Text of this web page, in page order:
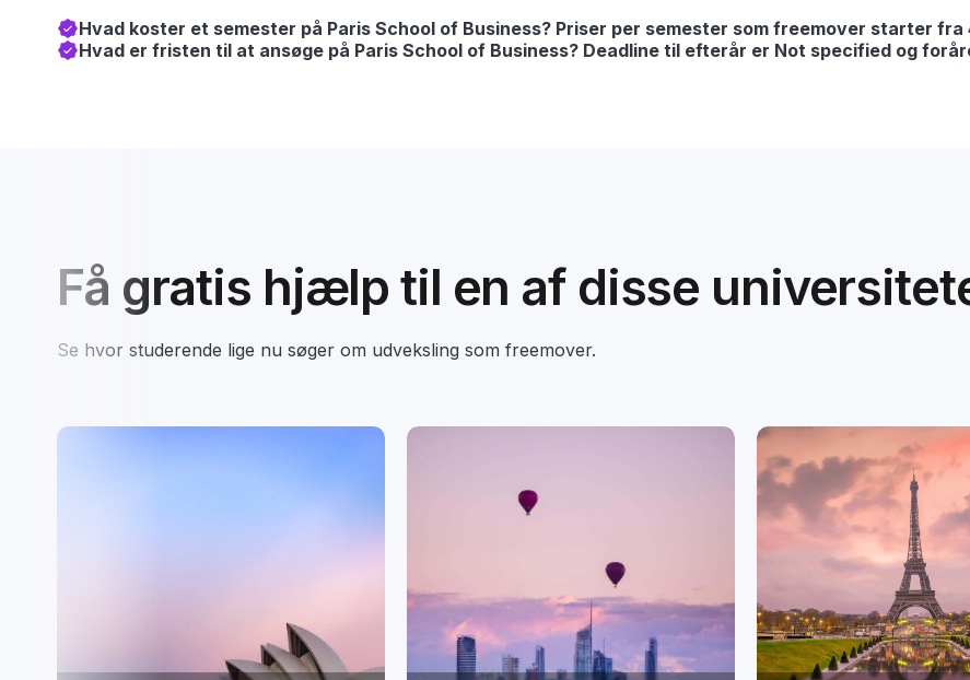
Hvad koster et semester på Paris School of Business? Priser per semester som freemover starter fra
Hvad er fristen til at ansøge på Paris School of Business? Deadline til efterår er Not specified og
Få gratis hjælp til en af disse
Se hvor studerende lige nu søger om udveksling som freemover.